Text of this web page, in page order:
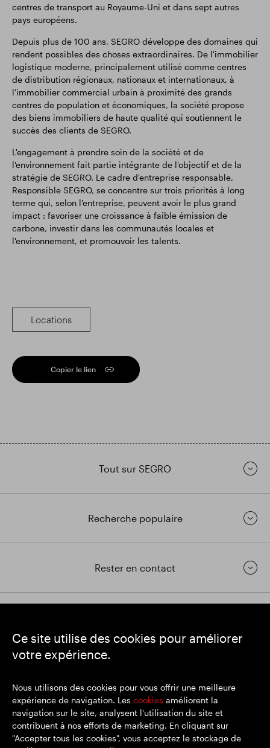
Ce site utilise des cookies pour améliorer
votre expérience.
Nous utilisons des cookies pour vous offrir une meilleure
expérience de navigation. Les cookies améliorent la
navigation sur le site, analysent l'utilisation du site et
contribuent à nos efforts de marketing. En cliquant sur
"Accepter tous les cookies", vous acceptez le stockage de
centres de transport au Royaume-Uni et dans sept autres
pays européens.
Depuis plus de 100 ans, SEGRO développe des domaines qui
rendent possibles des choses extraordinaires. De l'immobilier
logistique moderne, principalement utilisé comme centres
de distribution régionaux, nationaux et internationaux, à
l'immobilier commercial urbain à proximité des grands
centres de population et économiques, la société propose
des biens immobiliers de haute qualité qui soutiennent le
succès des clients de SEGRO.
L'engagement à prendre soin de la société et de
l'environnement fait partie intégrante de l'objectif et de la
stratégie de SEGRO. Le cadre d'entreprise responsable,
Responsible SEGRO, se concentre sur trois priorités à long
terme qui, selon l'entreprise, peuvent avoir le plus grand
impact : favoriser une croissance à faible émission de
carbone, investir dans les communautés locales et
l'environnement, et promouvoir les talents.
Locations
Copier le lien
Tout sur SEGRO
Recherche populaire
Rester en contact
SEGRO
Siège social : 1 New Burlington Place, Londres W1S 2HR
Lieu d'immatriculation : Angleterre et Pays de Galles
© SEGRO 2022